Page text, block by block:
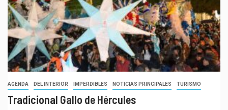
AGENDA DEL INTERIOR IMPERDIBLES NOTICIAS PRINCIPALES TURISMO
Tradicional Gallo de Hércules